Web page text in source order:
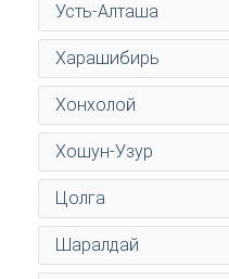
Усть-Алташа
Харашибирь
Хонхолой
Хошун-Узур
Цолга
Шаралдай